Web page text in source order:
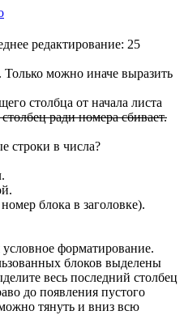
редактирование: 25
можно иначе выразить
столбца от начала листа
ради номера сбивает.
строки в числа?
блока в заголовке).
форматирование.
блоков выделены
весь последний столбец
до появления пустого
тянуть и вниз всю